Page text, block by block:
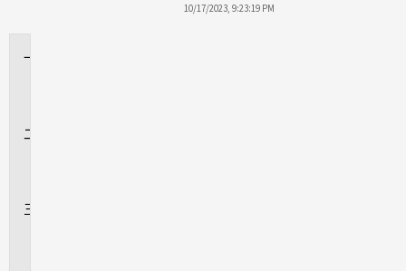
10/17/2023, 9:23:19 PM